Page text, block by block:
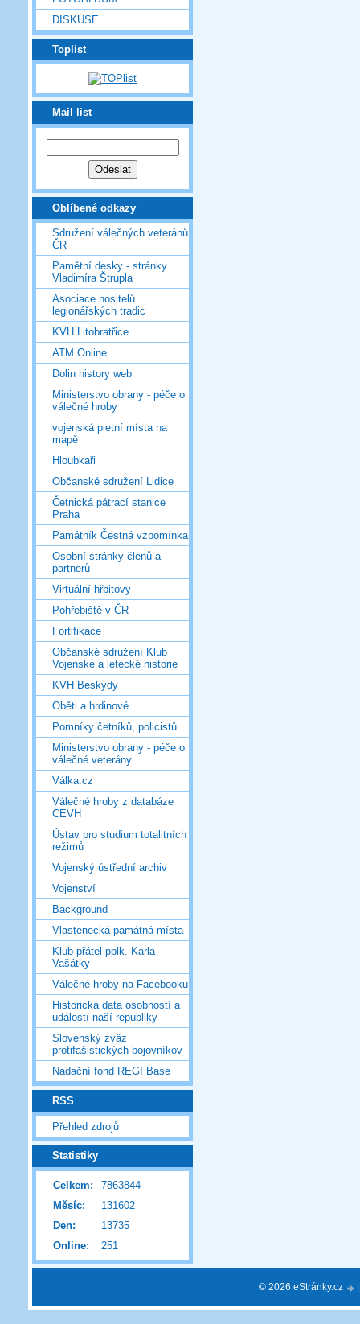
DISKUSE
Toplist
Mail list
Oblíbené odkazy
Sdružení válečných veteránů
ČR
Pamětní desky - stránky
Vladimíra Štrupla
Asociace nositelů
legionářských tradic
KVH Litobratřice
ATM Online
Dolin history web
Ministerstvo obrany - péče o
válečné hroby
vojenská pietní místa na
mapě
Hloubkaři
Občanské sdružení Lidice
Četnická pátrací stanice
Praha
Památník Čestná vzpomínka
Osobní stránky členů a
partnerů
Virtuální hřbitovy
Pohřebiště v ČR
Fortifikace
Občanské sdružení Klub
Vojenské a letecké historie
KVH Beskydy
Oběti a hrdinové
Pomníky četníků, policistů
Ministerstvo obrany - péče o
válečné veterány
Válka.cz
Válečné hroby z databáze
CEVH
Ústav pro studium totalitních
režimů
Vojenský ústřední archiv
Vojenství
Background
Vlastenecká památná místa
Klub přátel pplk. Karla
Vašátky
Válečné hroby na Facebooku
Historická data osobností a
událostí naší republiky
Slovenský zväz
protifašistických bojovníkov
Nadační fond REGI Base
RSS
Přehled zdrojů
Statistiky
Online: 251
Celkem:
7863844
Měsíc:
131602
Den:
13735
© 2026 eStránky.cz